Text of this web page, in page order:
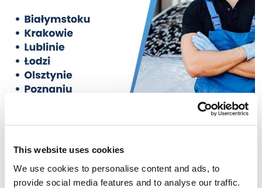
This website uses cookies
We use cookies to personalise content and ads, to
provide social media features and to analyse our traffic.